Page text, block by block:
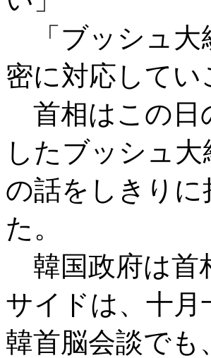
「ブッシュ大
密に対応して
首相はこの日
したブッシュ
の話をしきり
た。
韓国政府は首
サイドは、十
韓首脳会談で